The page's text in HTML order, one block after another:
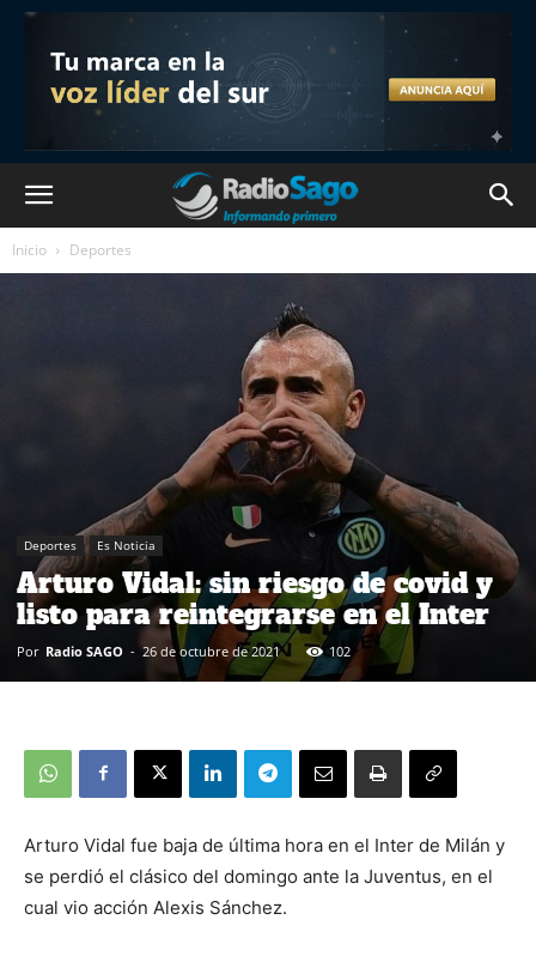
Inicio Deportes
Deportes Es Noticia
Arturo Vidal: sin riesgo de covid y
listo para reintegrarse en el Inter
Por Radio SAGO - 26 de octubre de 2021 102
Arturo Vidal fue baja de última hora en el Inter de Milán y
se perdió el clásico del domingo ante la Juventus, en el
cual vio acción Alexis Sánchez.